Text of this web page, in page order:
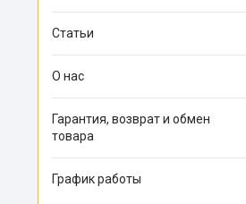
Статьи
О нас
Гарантия, возврат и обмен
товара
График работы